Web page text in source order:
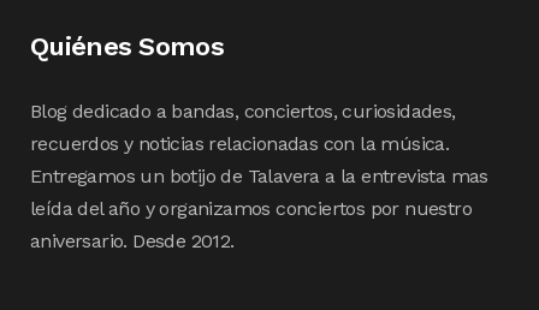
Quiénes Somos
Blog dedicado a bandas, conciertos, curiosidades,
recuerdos y noticias relacionadas con la música.
Entregamos un botijo de Talavera a la entrevista mas
leída del año y organizamos conciertos por nuestro
aniversario. Desde 2012.